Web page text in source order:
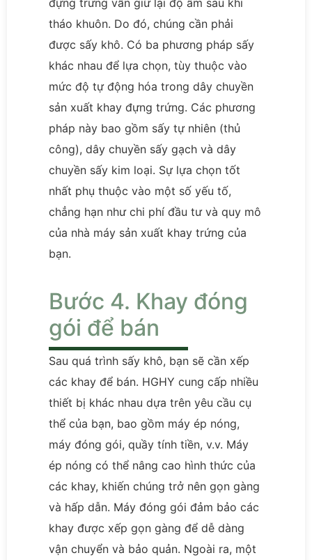
đựng trứng vẫn giữ lại độ ẩm sau khi
tháo khuôn. Do đó, chúng cần phải
được sấy khô. Có ba phương pháp sấy
khác nhau để lựa chọn, tùy thuộc vào
mức độ tự động hóa trong dây chuyền
sản xuất khay đựng trứng. Các phương
pháp này bao gồm sấy tự nhiên (thủ
công), dây chuyền sấy gạch và dây
chuyền sấy kim loại. Sự lựa chọn tốt
nhất phụ thuộc vào một số yếu tố,
chẳng hạn như chi phí đầu tư và quy mô
của nhà máy sản xuất khay trứng của
bạn.
Bước 4. Khay đóng
gói để bán
Sau quá trình sấy khô, bạn sẽ cần xếp
các khay để bán. HGHY cung cấp nhiều
thiết bị khác nhau dựa trên yêu cầu cụ
thể của bạn, bao gồm máy ép nóng,
máy đóng gói, quầy tính tiền, v.v. Máy
ép nóng có thể nâng cao hình thức của
các khay, khiến chúng trở nên gọn gàng
và hấp dẫn. Máy đóng gói đảm bảo các
khay được xếp gọn gàng để dễ dàng
vận chuyển và bảo quản. Ngoài ra, một